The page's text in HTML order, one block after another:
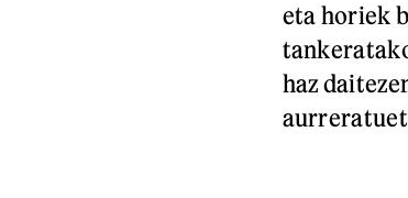
eta horiek
haz